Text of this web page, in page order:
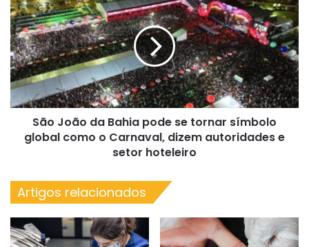
João
da
Bahia
pode
se
tornar
símbolo
global
setor
hoteleiro
São João da Bahia pode se tornar símbolo
global como o Carnaval, dizem autoridades e
setor hoteleiro
Artigos relacionados